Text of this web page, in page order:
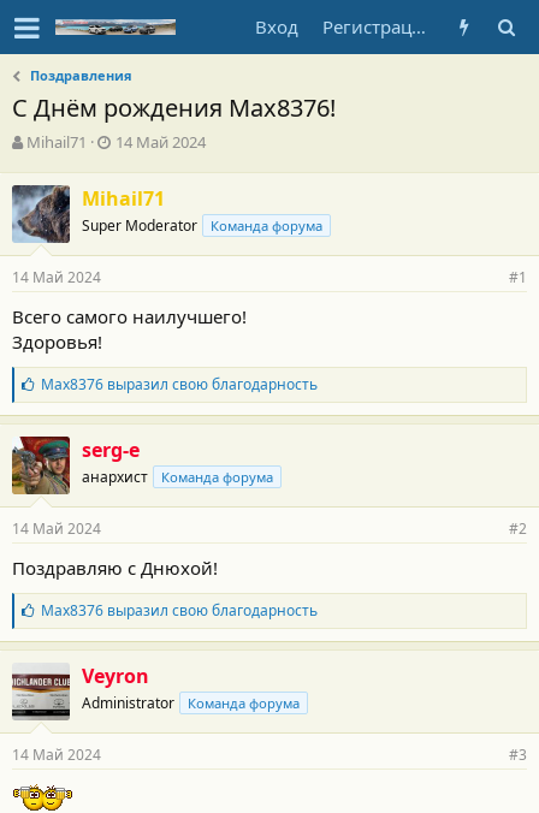
Вход Регистрация
Поздравления
С Днём рождения Max8376!
А
т
о
р
т
е
м
ы
Mihail71
Д
а
н
а
л
14 Май 2024
Mihail71
Super Moderator Команда форума
14 Май 2024 #1
Всего самого наилучшего!
Здоровья!
Б
л
а
г
о
д
а
н
с
т
и
:
Max8376выразил свою благодарность
serg-e
анархист Команда форума
14 Май 2024 #2
Поздравляю с Днюхой!
Б
л
а
о
д
а
н
о
с
Max8376выразил свою благодарность
Veyron
Administrator Команда форума
14 Май 2024 #3